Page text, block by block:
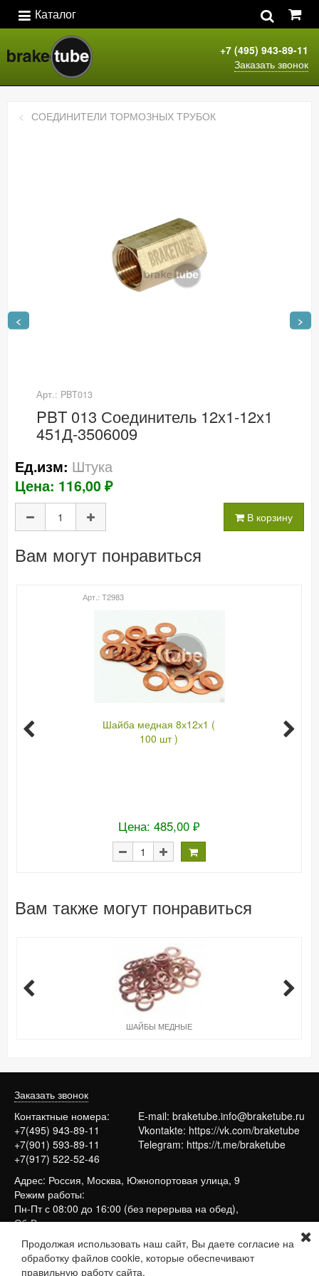
Каталог
+7 (495) 943-89-11
Заказать звонок
< >
СОЕДИНИТЕЛИ ТОРМОЗНЫХ ТРУБОК
Арт.: PBT013
PBT 013 Соединитель 12х1-12х1
451Д-3506009
Ед.изм: Штука
Цена: 116,00 ₽
В корзину
Вам могут понравиться
Арт.: Т2983
Шайба медная 8х12х1 (
100 шт )
Цена: 485,00 ₽
Вам также могут понравиться
ШАЙБЫ МЕДНЫЕ
Заказать звонок
Контактные номера:
+7(495) 943-89-11
+7(901) 593-89-11
+7(917) 522-52-46
Адрес: Россия, Москва, Южнопортовая улица, 9
Режим работы:
Пн-Пт с 08:00 до 16:00 (без перерыва на обед),
Сб-Вс выходные
E-mail: braketube.info@braketube.ru
Vkontakte: https://vk.com/braketube
Telegram: https://t.me/braketube
Сайт работает на системеМойБизнес2
Продолжая использовать наш сайт, Вы даете согласие на
обработку файлов cookie, которые обеспечивают
правильную работу сайта.